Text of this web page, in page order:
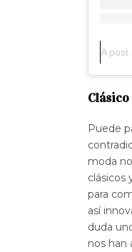
A
Puede
moda
clásicos
para
así
duda
nos han